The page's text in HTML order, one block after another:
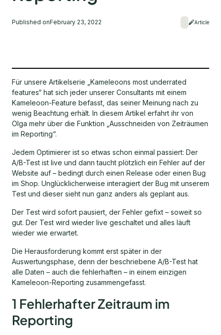
Published onFebruary 23, 2022 Article
Für unsere Artikelserie „Kameleoons most underrated
features“ hat sich jeder unserer Consultants mit einem
Kameleoon-Feature befasst, das seiner Meinung nach zu
wenig Beachtung erhält. In diesem Artikel erfahrt ihr von
Olga mehr über die Funktion „Ausschneiden von Zeiträumen
im Reporting“.
Jedem Optimierer ist so etwas schon einmal passiert: Der
A/B-Test ist live und dann taucht plötzlich ein Fehler auf der
Website auf – bedingt durch einen Release oder einen Bug
im Shop. Unglücklicherweise interagiert der Bug mit unserem
Test und dieser sieht nun ganz anders als geplant aus.
Der Test wird sofort pausiert, der Fehler gefixt – soweit so
gut. Der Test wird wieder live geschaltet und alles läuft
wieder wie erwartet.
Die Herausforderung kommt erst später in der
Auswertungsphase, denn der beschriebene A/B-Test hat
alle Daten – auch die fehlerhaften – in einem einzigen
Kameleoon-Reporting zusammengefasst.
1 Fehlerhafter Zeitraum im
Reporting